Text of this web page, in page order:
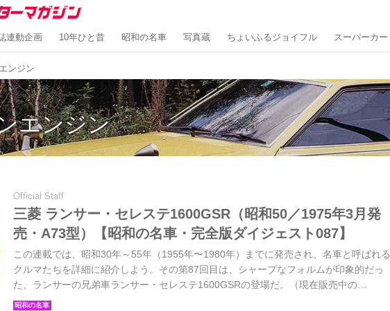
連動企画 10年ひと昔 昭和の名車 写真蔵 ちょいふるジョイフル スーパーカー
ンジン
エンジン
Official Staff
三菱 ランサー・セレステ1600GSR（昭和50／1975年3月発
売・A73型）【昭和の名車・完全版ダイジェスト087】
この連載では、昭和30年～55年（1955年〜1980年）までに発売され、名車と呼ばれる
クルマたちを詳細に紹介しよう。その第87回目は、シャープなフォルムが印象的だっ
た、ランサーの兄弟車ランサー・セレステ1600GSRの登場だ。（現在販売中の
MOOK「昭和の名車・完全版Volume.1」より）